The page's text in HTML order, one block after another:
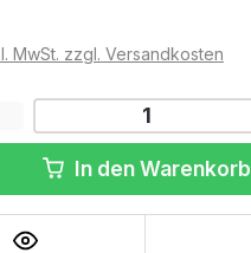
MwSt. zzgl. Versandkosten
In den Warenkorb